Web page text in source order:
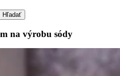
Hľadať
na výrobu sódy